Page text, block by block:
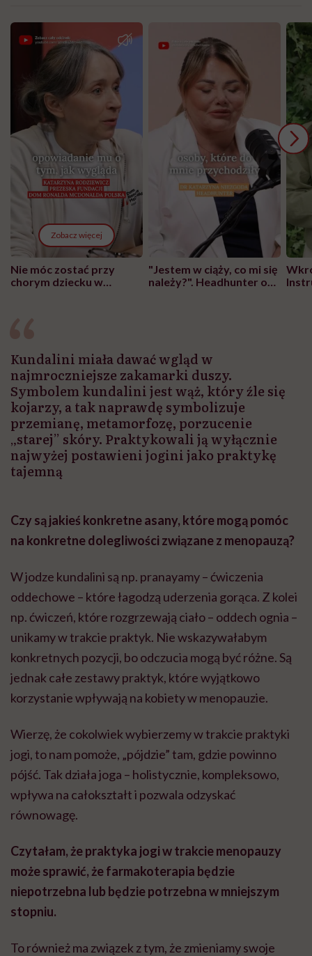
Zobacz więcej
Nie móc zostać przy
chorym dziecku w
"Jestem w ciąży, co mi się
należy?". Headhunter o
Kundalini miała dawać wgląd w
najmroczniejsze zakamarki duszy.
Symbolem kundalini jest wąż, który źle się
kojarzy, a tak naprawdę symbolizuje
przemianę, metamorfozę, porzucenie
„starej” skóry. Praktykowali ją wyłącznie
najwyżej postawieni jogini jako praktykę
tajemną
Czy są jakieś konkretne asany, które mogą pomóc
na konkretne dolegliwości związane z menopauzą?
W jodze kundalini są np. pranayamy– ćwiczenia
oddechowe – które łagodzą uderzenia gorąca. Z kolei
np. ćwiczeń, które rozgrzewają ciało – oddech ognia –
unikamy w trakcie praktyk. Nie wskazywałabym
konkretnych pozycji, bo odczucia mogą być różne. Są
jednak całe zestawy praktyk, które wyjątkowo
korzystanie wpływają na kobiety w menopauzie.
Wierzę, że cokolwiek wybierzemy w trakcie praktyki
jogi, to nam pomoże, „pójdzie” tam, gdzie powinno
pójść. Tak działa joga – holistycznie, kompleksowo,
wpływa na całokształt i pozwala odzyskać
równowagę.
Czytałam, że praktyka jogi w trakcie menopauzy
może sprawić, że farmakoterapia będzie
niepotrzebna lub będzie potrzebna w mniejszym
stopniu.
To również ma związek z tym, że zmieniamy swoje